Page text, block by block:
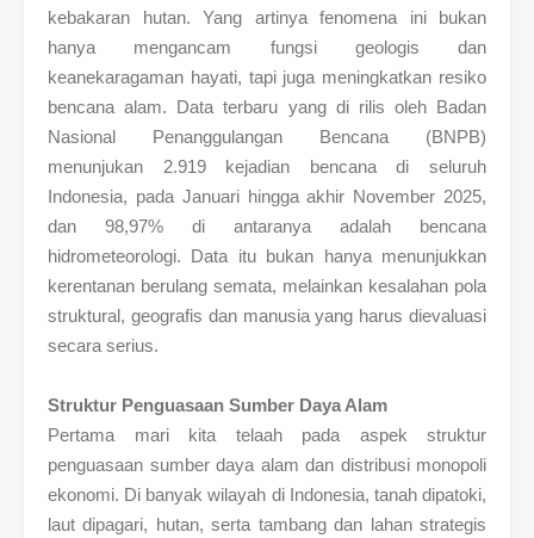
kebakaran hutan. Yang artinya fenomena ini bukan
hanya mengancam fungsi geologis dan
keanekaragaman hayati, tapi juga meningkatkan resiko
bencana alam. Data terbaru yang di rilis oleh Badan
Nasional Penanggulangan Bencana (BNPB)
menunjukan 2.919 kejadian bencana di seluruh
Indonesia, pada Januari hingga akhir November 2025,
dan 98,97% di antaranya adalah bencana
hidrometeorologi. Data itu bukan hanya menunjukkan
kerentanan berulang semata, melainkan kesalahan pola
struktural, geografis dan manusia yang harus dievaluasi
secara serius.
Struktur Penguasaan Sumber Daya Alam
Pertama mari kita telaah pada aspek struktur
penguasaan sumber daya alam dan distribusi monopoli
ekonomi. Di banyak wilayah di Indonesia, tanah dipatoki,
laut dipagari, hutan, serta tambang dan lahan strategis